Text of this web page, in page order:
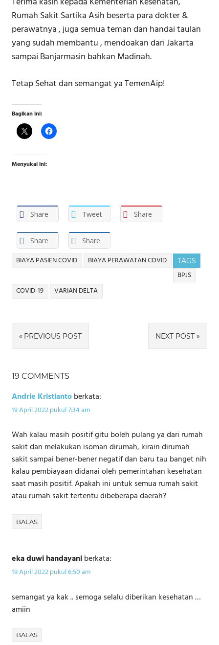
Rumah Sakit Sartika Asih beserta para dokter &
perawatnya , juga semua teman dan handai taulan
yang sudah membantu , mendoakan dari Jakarta
sampai Banjarmasin bahkan Madinah.
Tetap Sehat dan semangat ya TemenAip!
Bagikan ini:
Menyukai ini:
Share Tweet Share
Share Share
TAGS
BIAYA PASIEN COVID
BIAYA PERAWATAN COVID
BPJS
COVID-19
VARIAN DELTA
Navigasi
pos
PREVIOUS POST NEXT POST
19 COMMENTS
Andrie Kristiantoberkata:
19 April 2022 pukul 7:34 am
Wah kalau masih positif gitu boleh pulang ya dari rumah
sakit dan melakukan isoman dirumah, kirain dirumah
sakit sampai bener-bener negatif dan baru tau banget nih
kalau pembiayaan didanai oleh pemerintahan kesehatan
saat masih positif. Apakah ini untuk semua rumah sakit
atau rumah sakit tertentu dibeberapa daerah?
BALAS
eka duwi handayaniberkata:
19 April 2022 pukul 6:50 am
semangat ya kak .. semoga selalu diberikan kesehatan …
amiin
BALAS